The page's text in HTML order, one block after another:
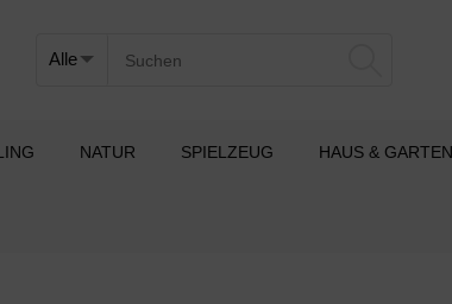
NATUR SPIELZEUG HAUS & GARTEN